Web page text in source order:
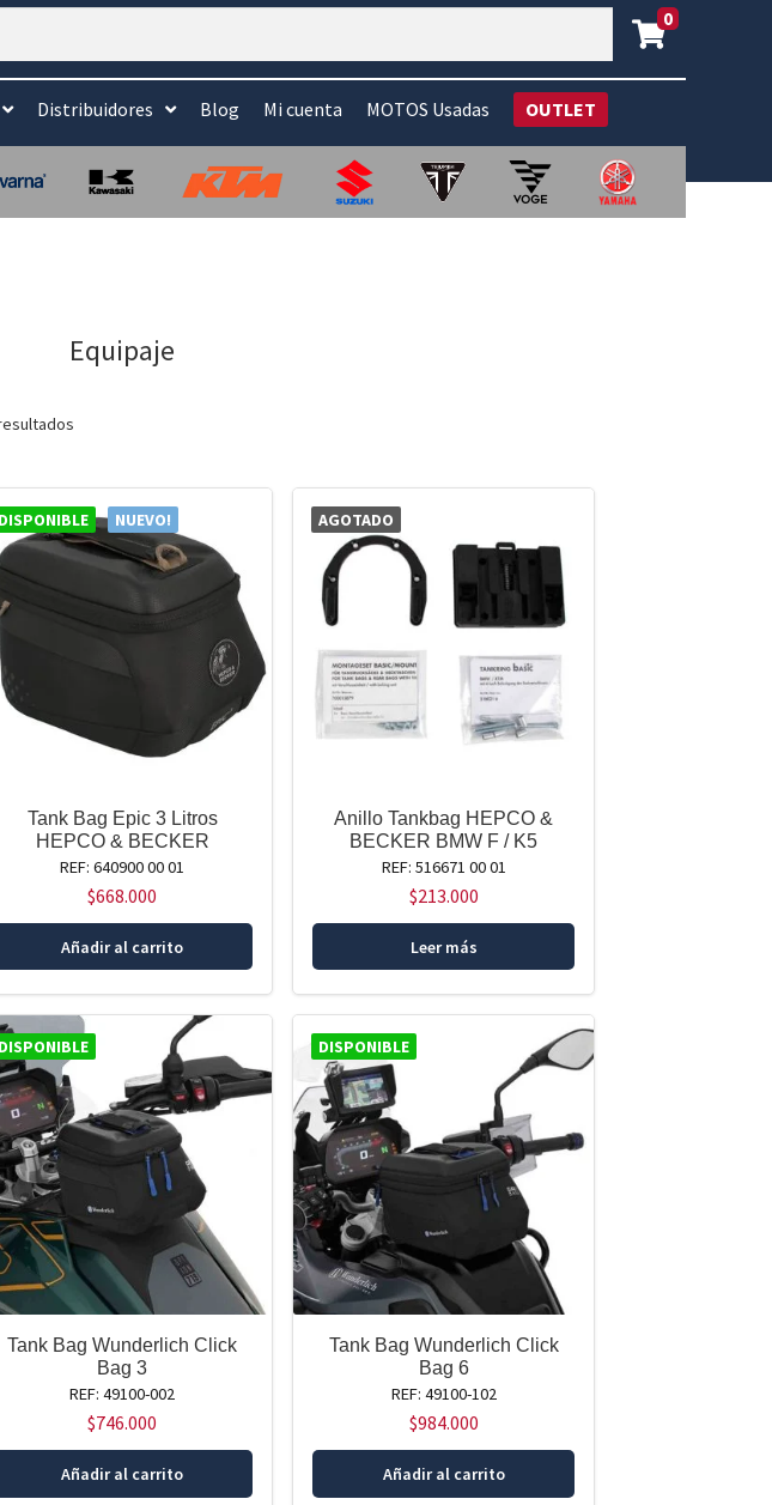
0
Distribuidores Blog Mi cuenta MOTOS Usadas OUTLET
Equipaje
DISPONIBLE NUEVO!
Tank Bag Epic 3 Litros
HEPCO & BECKER
REF: 640900 00 01
$668.000
Añadir al carrito
AGOTADO
Anillo Tankbag HEPCO &
BECKER BMW F / K5
REF: 516671 00 01
$213.000
Leer más
DISPONIBLE
Tank Bag Wunderlich Click
Bag 3
REF: 49100-002
$746.000
Añadir al carrito
DISPONIBLE
Tank Bag Wunderlich Click
Bag 6
REF: 49100-102
$984.000
Añadir al carrito